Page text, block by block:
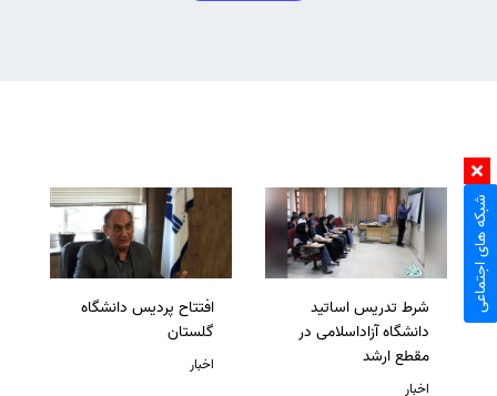
شرط تدریس اساتید
دانشگاه آزاداسلامی در
مقطع ارشد
اخبار
افتتاح پردیس دانشگاه
گلستان
اخبار
شبکه های اجتماعی